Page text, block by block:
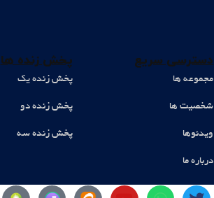
دسترسی سریع
مجموعه ها
شخصیت ها
ویدئوها
درباره ما
پخش زنده ها
پخش زنده یک
پخش زنده دو
پخش زنده سه
T
W
Y